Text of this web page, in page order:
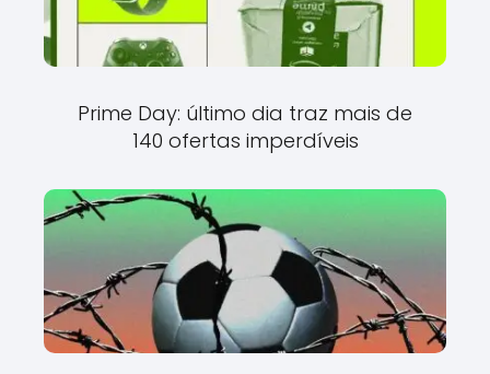
Prime Day: último dia traz mais de
140 ofertas imperdíveis